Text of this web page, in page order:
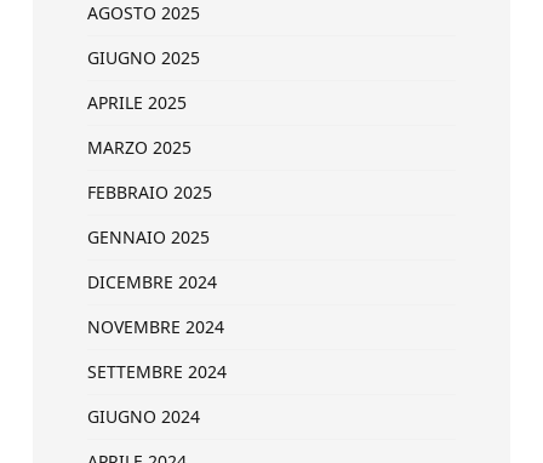
AGOSTO 2025
GIUGNO 2025
APRILE 2025
MARZO 2025
FEBBRAIO 2025
GENNAIO 2025
DICEMBRE 2024
NOVEMBRE 2024
SETTEMBRE 2024
GIUGNO 2024